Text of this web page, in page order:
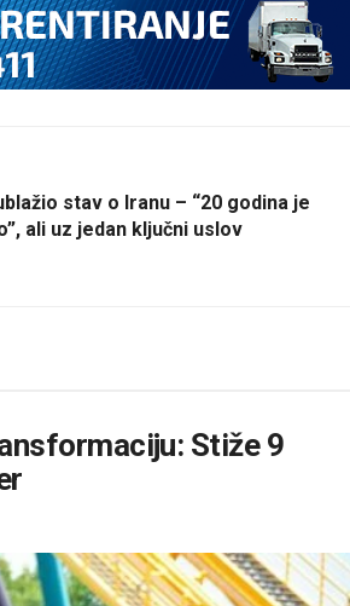
stav o Iranu – “20 godina je
ali uz jedan ključni uslov
Stiže 9